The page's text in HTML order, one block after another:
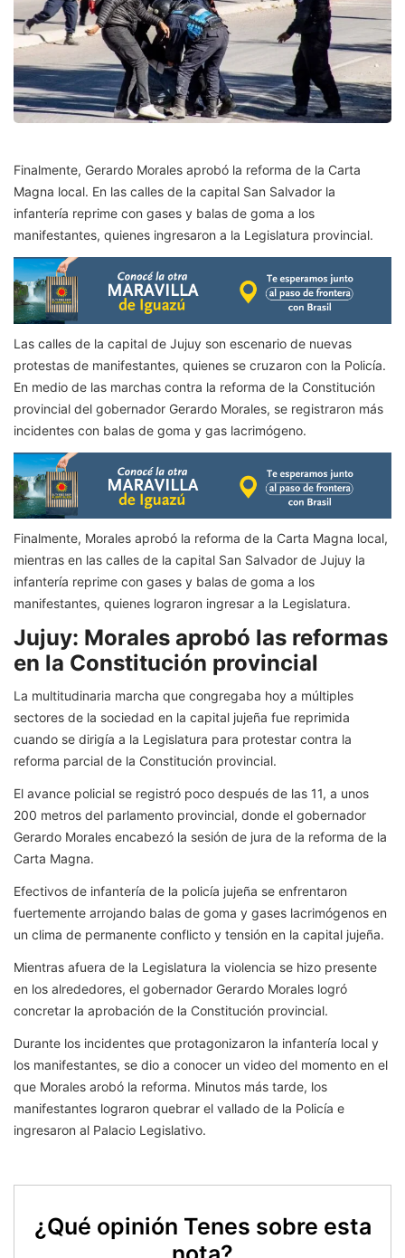
Finalmente, Gerardo Morales aprobó la reforma de la Carta
Magna local. En las calles de la capital San Salvador la
infantería reprime con gases y balas de goma a los
manifestantes, quienes ingresaron a la Legislatura provincial.
Las calles de la capital de Jujuy son escenario de nuevas
protestas de manifestantes, quienes se cruzaron con la Policía.
En medio de las marchas contra la reforma de la Constitución
provincial del gobernador Gerardo Morales, se registraron más
incidentes con balas de goma y gas lacrimógeno.
Finalmente, Morales aprobó la reforma de la Carta Magna local,
mientras en las calles de la capital San Salvador de Jujuy la
infantería reprime con gases y balas de goma a los
manifestantes, quienes lograron ingresar a la Legislatura.
Jujuy: Morales aprobó las reformas
en la Constitución provincial
La multitudinaria marcha que congregaba hoy a múltiples
sectores de la sociedad en la capital jujeña fue reprimida
cuando se dirigía a la Legislatura para protestar contra la
reforma parcial de la Constitución provincial.
El avance policial se registró poco después de las 11, a unos
200 metros del parlamento provincial, donde el gobernador
Gerardo Morales encabezó la sesión de jura de la reforma de la
Carta Magna.
Efectivos de infantería de la policía jujeña se enfrentaron
fuertemente arrojando balas de goma y gases lacrimógenos en
un clima de permanente conflicto y tensión en la capital jujeña.
Mientras afuera de la Legislatura la violencia se hizo presente
en los alrededores, el gobernador Gerardo Morales logró
concretar la aprobación de la Constitución provincial.
Durante los incidentes que protagonizaron la infantería local y
los manifestantes, se dio a conocer un video del momento en el
que Morales arobó la reforma. Minutos más tarde, los
manifestantes lograron quebrar el vallado de la Policía e
ingresaron al Palacio Legislativo.
¿Qué opinión Tenes sobre esta